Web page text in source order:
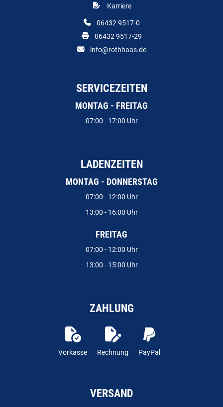
Karriere
06432 9517-0
06432 9517-29
info@rothhaas.de
SERVICEZEITEN
MONTAG - FREITAG
07:00 - 17:00 Uhr
LADENZEITEN
MONTAG - DONNERSTAG
07:00 - 12:00 Uhr
13:00 - 16:00 Uhr
FREITAG
07:00 - 12:00 Uhr
13:00 - 15:00 Uhr
ZAHLUNG
Vorkasse Rechnung PayPal
VERSAND